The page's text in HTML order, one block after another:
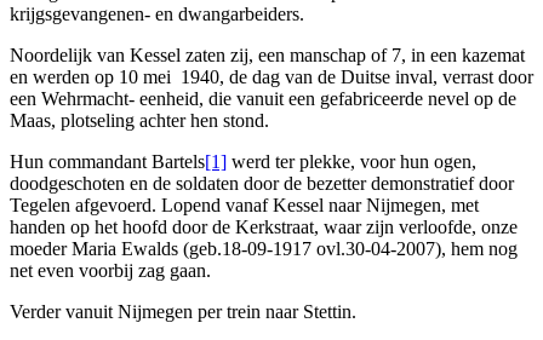
krijgsgevangenen- en dwangarbeiders.
Noordelijk van Kessel zaten zij, een manschap of 7, in een kazemat
en werden op 10 mei 1940, de dag van de Duitse inval, verrast door
een Wehrmacht- eenheid, die vanuit een gefabriceerde nevel op de
Maas, plotseling achter hen stond.
Hun commandant Bartels[1] werd ter plekke, voor hun ogen,
doodgeschoten en de soldaten door de bezetter demonstratief door
Tegelen afgevoerd. Lopend vanaf Kessel naar Nijmegen, met
handen op het hoofd door de Kerkstraat, waar zijn verloofde, onze
moeder Maria Ewalds (geb.18-09-1917 ovl.30-04-2007), hem nog
net even voorbij zag gaan.
Verder vanuit Nijmegen per trein naar Stettin.